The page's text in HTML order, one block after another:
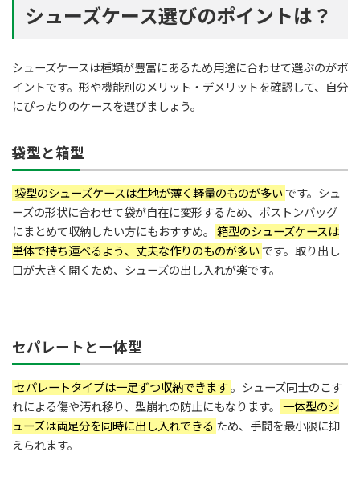
シューズケース選びのポイントは？
シューズケースは種類が豊富にあるため用途に合わせて選ぶのがポ
イントです。形や機能別のメリット・デメリットを確認して、自分
にぴったりのケースを選びましょう。
袋型と箱型
袋型のシューズケースは生地が薄く軽量のものが多いです。シュ
ーズの形状に合わせて袋が自在に変形するため、ボストンバッグ
にまとめて収納したい方にもおすすめ。
箱型のシューズケースは
単体で持ち運べるよう、丈夫な作りのものが多いです。取り出し
口が大きく開くため、シューズの出し入れが楽です。
セパレートと一体型
セパレートタイプは一足ずつ収納できます。シューズ同士のこす
れによる傷や汚れ移り、型崩れの防止にもなります。
一体型のシ
ューズは両足分を同時に出し入れできる ため、手間を最小限に抑
えられます。